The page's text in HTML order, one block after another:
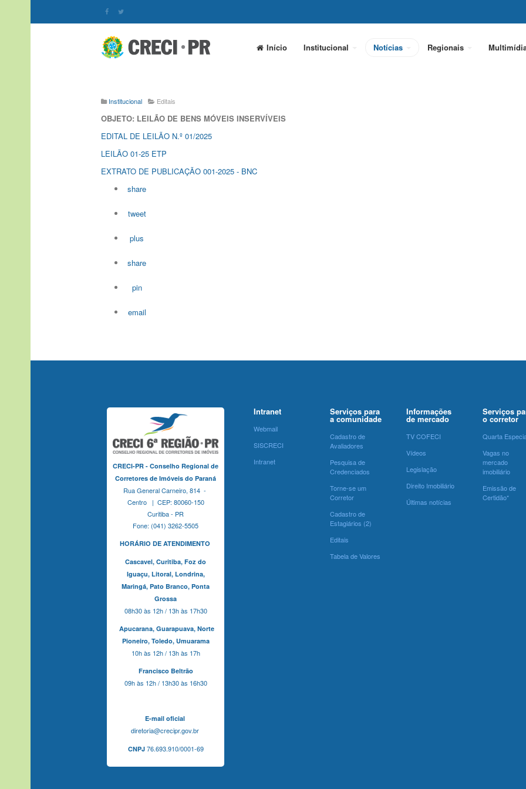
Início Institucional Notícias Regionais
Institucional Editais
OBJETO: LEILÃO DE BENS MÓVEIS INSERVÍVEIS
EDITAL DE LEILÃO N.º 01/2025
LEILÃO 01-25 ETP
EXTRATO DE PUBLICAÇÃO 001-2025 - BNC
share
tweet
plus
share
pin
email
CRECI-PR - Conselho Regional de
Corretores de Imóveis do Paraná
Rua General Carneiro, 814 -
Centro | CEP: 80060-150
Curitiba - PR
Fone: (041) 3262-5505
HORÁRIO DE ATENDIMENTO
Cascavel, Curitiba, Foz do
Iguaçu, Litoral, Londrina,
Maringá, Pato Branco, Ponta
Grossa
08h30 às 12h / 13h às 17h30
Apucarana, Guarapuava, Norte
Pioneiro, Toledo, Umuarama
10h às 12h / 13h às 17h
Francisco Beltrão
09h às 12h / 13h30 às 16h30
E-mail oficial
diretoria@crecipr.gov.br
CNPJ76.693.910/0001-69
Intranet
Webmail
SISCRECI
Intranet
Serviços para
a comunidade
Cadastro de
Avaliadores
Pesquisa de
Credenciados
Torne-se um
Corretor
Cadastro de
Estagiários (2)
Editais
Tabela de Valores
Informações
de mercado
TV COFECI
Vídeos
Legislação
Direito Imobiliário
Últimas notícias
Serviços
o corretor
Quarta
Vagas no
mercado
imobiliário
Emissão de
Certidão*